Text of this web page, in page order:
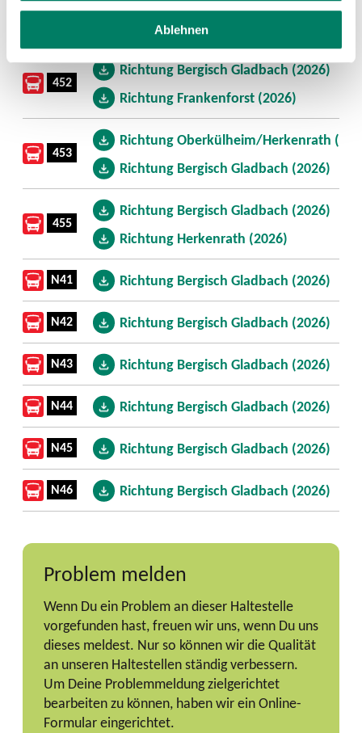
Ablehnen
Richtung Bergisch Gladbach (2026)
452
Richtung Bergisch Gladbach (2026)
Richtung Frankenforst (2026)
453
Richtung Oberkülheim/Herkenrath
Richtung Bergisch Gladbach (2026)
455
Richtung Bergisch Gladbach (2026)
Richtung Herkenrath (2026)
N41 Richtung Bergisch Gladbach (2026)
N42 Richtung Bergisch Gladbach (2026)
N43 Richtung Bergisch Gladbach (2026)
N44 Richtung Bergisch Gladbach (2026)
N45 Richtung Bergisch Gladbach (2026)
N46 Richtung Bergisch Gladbach (2026)
Problem melden
Wenn Du ein Problem an dieser Haltestelle
vorgefunden hast, freuen wir uns, wenn Du uns
dieses meldest. Nur so können wir die Qualität
an unseren Haltestellen ständig verbessern.
Um Deine Problemmeldung zielgerichtet
bearbeiten zu können, haben wir ein Online-
Formular eingerichtet.